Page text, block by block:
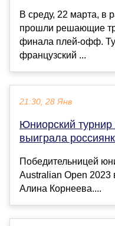
В среду, 22 марта, в
прошли решающие
финала плей-офф.
французский ...
21:30, 28 Янв
Юниорский
выиграла
Победительницей
Australian Open 2023
Алина Корнеева....